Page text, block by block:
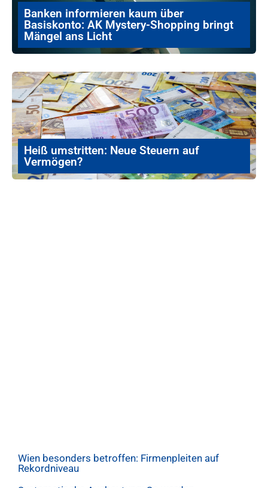
Banken informieren kaum über
Basiskonto: AK Mystery-Shopping bringt
Mängel ans Licht
Heiß umstritten: Neue Steuern auf
Vermögen?
Wien besonders betroffen: Firmenpleiten auf
Rekordniveau